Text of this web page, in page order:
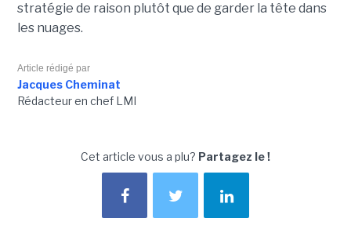
stratégie de raison plutôt que de garder la tête dans
les nuages.
Article rédigé par
Jacques Cheminat
Rédacteur en chef LMI
Cet article vous a plu? Partagez le !